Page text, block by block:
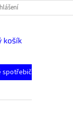
košík
spotřebiče